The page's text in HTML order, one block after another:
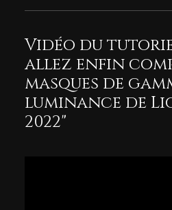
Vidéo du
allez enfin
masques de
luminance de
2022"